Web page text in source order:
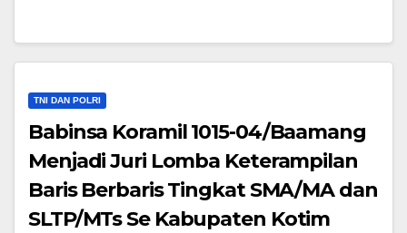
TNI DAN POLRI
Babinsa Koramil 1015-04/Baamang
Menjadi Juri Lomba Keterampilan
Baris Berbaris Tingkat SMA/MA dan
SLTP/MTs Se Kabupaten Kotim